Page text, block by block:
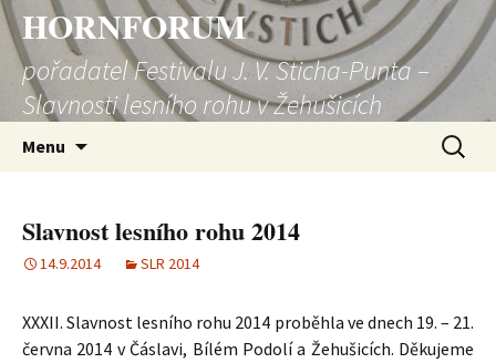
HORNFORUM
pořadatel Festivalu J. V. Sticha-Punta –
Slavnosti lesního rohu v Žehušicích
Menu
Slavnost lesního rohu 2014
14.9.2014 SLR 2014
XXXII. Slavnost lesního rohu 2014 proběhla ve dnech 19. – 21.
června 2014 v Čáslavi, Bílém Podolí a Žehušicích. Děkujeme